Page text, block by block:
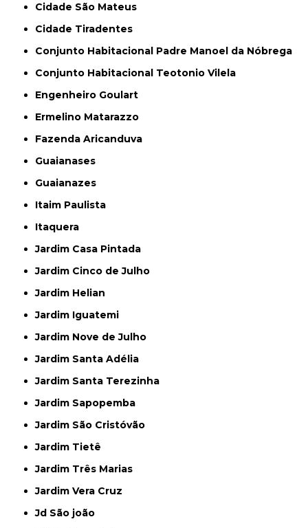
Cidade São Mateus
Cidade Tiradentes
Conjunto Habitacional Padre Manoel da Nóbrega
Conjunto Habitacional Teotonio Vilela
Engenheiro Goulart
Ermelino Matarazzo
Fazenda Aricanduva
Guaianases
Guaianazes
Itaim Paulista
Itaquera
Jardim Casa Pintada
Jardim Cinco de Julho
Jardim Helian
Jardim Iguatemi
Jardim Nove de Julho
Jardim Santa Adélia
Jardim Santa Terezinha
Jardim Sapopemba
Jardim São Cristóvão
Jardim Tietê
Jardim Três Marias
Jardim Vera Cruz
Jd São joão